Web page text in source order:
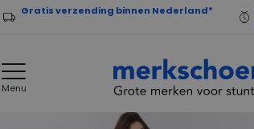
Gratis verzending binnen Nederland*
Menu